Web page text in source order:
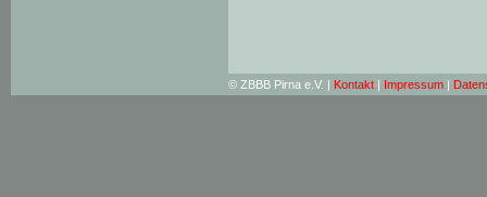
© ZBBB Pirna e.V. | Kontakt | Impressum |